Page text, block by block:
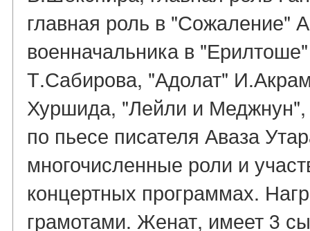
главная роль в "Сожаление"
военначальника в
Т.Сабирова, "Адолат"
Хуршида, "Лейли и
по пьесе писателя Аваза
многочисленные роли и
концертных программах.
грамотами. Женат, имеет 3